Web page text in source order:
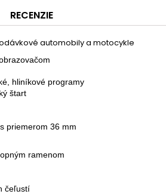
RECENZIE
automobily a motocykle
hliníkové programy
štart
priemerom 36 mm
ramenom
čeľustí